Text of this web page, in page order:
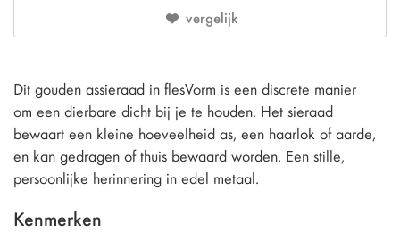
vergelijk
Dit gouden assieraad in flesVorm is een discrete manier
om een dierbare dicht bij je te houden. Het sieraad
bewaart een kleine hoeveelheid as, een haarlok of aarde,
en kan gedragen of thuis bewaard worden. Een stille,
persoonlijke herinnering in edel metaal.
Kenmerken